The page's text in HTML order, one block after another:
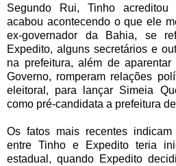
Segundo Rui, Tinho
acabou acontecendo o que ele
ex-governador da Bahia, se
Expedito, alguns secretários e
na prefeitura, além de
Governo, romperam relações
eleitoral, para lançar Simeia
como pré-candidata a prefeitura
Os fatos mais recentes
entre Tinho e Expedito teria
estadual, quando Expedito